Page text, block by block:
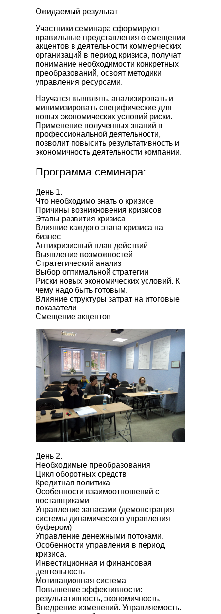
Ожидаемый результат
Участники семинара сформируют
правильные представления о смещении
акцентов в деятельности коммерческих
организаций в период кризиса, получат
понимание необходимости конкретных
преобразований, освоят методики
управления ресурсами.
Научатся выявлять, анализировать и
минимизировать специфические для
новых экономических условий риски.
Применение полученных знаний в
профессиональной деятельности,
позволит повысить результативность и
экономичность деятельности компании.
Программа семинара:
День 1.
Что необходимо знать о кризисе
Причины возникновения кризисов
Этапы развития кризиса
Влияние каждого этапа кризиса на
бизнес
Антикризисный план действий
Выявление возможностей
Стратегический анализ
Выбор оптимальной стратегии
Риски новых экономических условий. К
чему надо быть готовым.
Влияние структуры затрат на итоговые
показатели
Смещение акцентов
День 2.
Необходимые преобразования
Цикл оборотных средств
Кредитная политика
Особенности взаимоотношений с
поставщиками
Управление запасами (демонстрация
системы динамического управления
буфером)
Управление денежными потоками.
Особенности управления в период
кризиса.
Инвестиционная и финансовая
деятельность
Мотивационная система
Повышение эффективности:
результативность, экономичность.
Внедрение изменений. Управляемость.